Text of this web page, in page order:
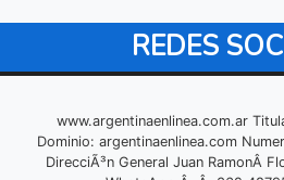
REDES
www.argentinaenlinea.com.ar
Dominio: argentinaenlinea.com
DirecciÃ³n General Juan RamonÂ